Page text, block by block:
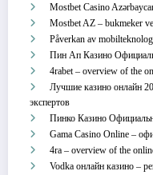
Mostbet Casino
Mostbet AZ – bukmeker
Påverkan av
Пин Ап Казино
4rabet – overview of the
Лучшие казино онлайн
экспертов
Пинко Казино
Gama Casino Online –
4ra – overview of the
Vodka онлайн казино –